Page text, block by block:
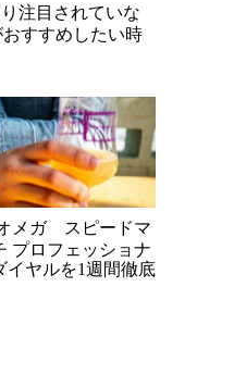
注目されていな
すすめしたい時
メガ スピードマ
プロフェッショナ
イヤルを1週間徹底